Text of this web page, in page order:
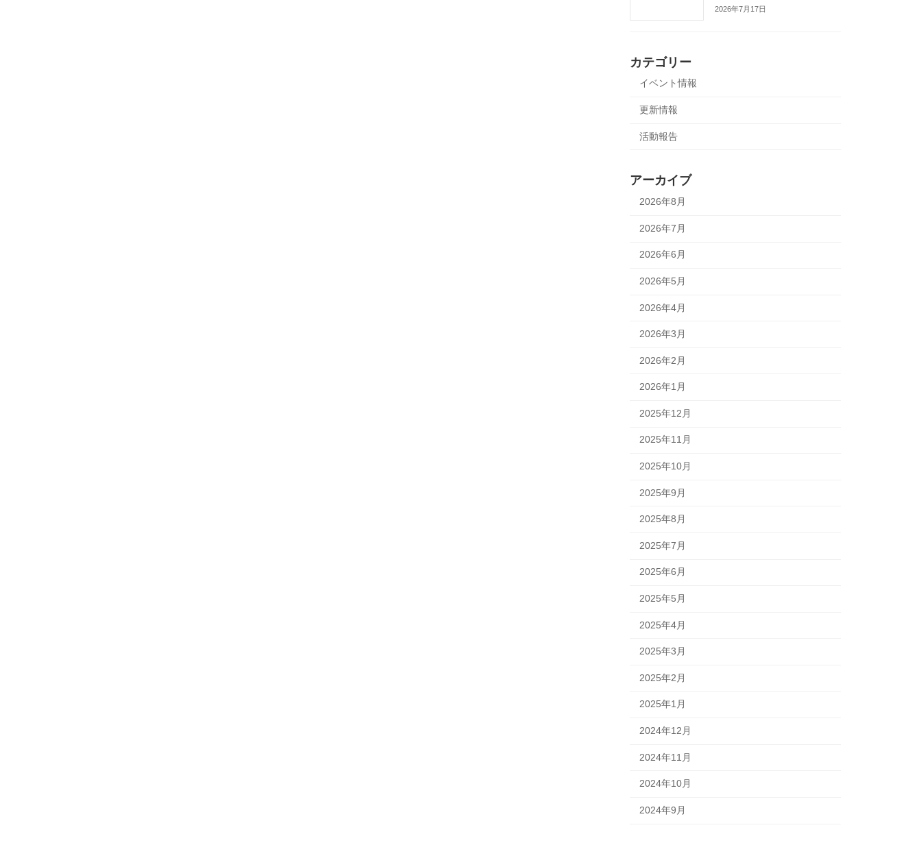
2026年7月17日
カテゴリー
イベント情報
更新情報
活動報告
アーカイブ
2026年8月
2026年7月
2026年6月
2026年5月
2026年4月
2026年3月
2026年2月
2026年1月
2025年12月
2025年11月
2025年10月
2025年9月
2025年8月
2025年7月
2025年6月
2025年5月
2025年4月
2025年3月
2025年2月
2025年1月
2024年12月
2024年11月
2024年10月
2024年9月